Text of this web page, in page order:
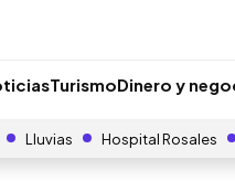
TurismoDinero y
Lluvias Hospital Rosales